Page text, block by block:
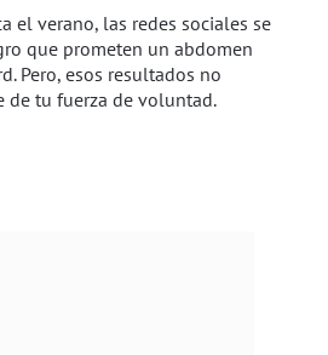
el verano, las redes sociales se
que prometen un abdomen
Pero, esos resultados no
de tu fuerza de voluntad.